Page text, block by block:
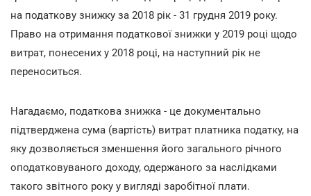
на податкову знижку за 2018 рік - 31 грудня 2019 року.
Право на отримання податкової знижки у 2019 році щодо
витрат, понесених у 2018 році, на наступний рік не
переноситься.
Нагадаємо, податкова знижка - це документально
підтверджена сума (вартість) витрат платника податку, на
яку дозволяється зменшення його загального річного
оподатковуваного доходу, одержаного за наслідками
такого звітного року у вигляді заробітної плати.